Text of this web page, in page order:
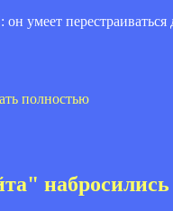
умеет
полностью
набросились